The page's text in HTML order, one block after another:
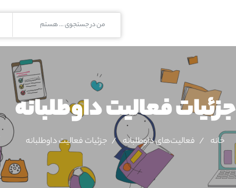
جزئیات فعالیت‌ داوطلبانه
خانه فعالیت‌های داوطلبانه جزئیات فعالیت‌ داوطلبانه